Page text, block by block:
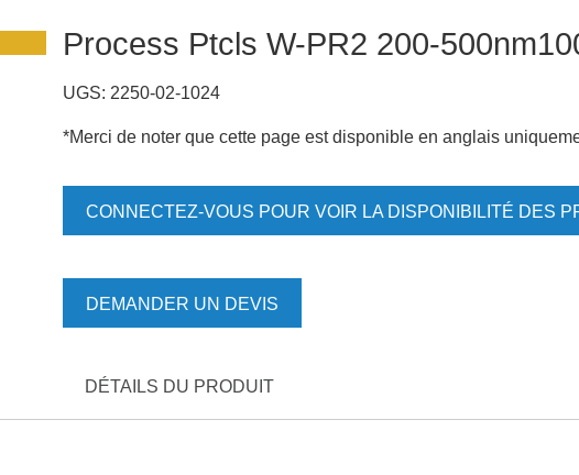
Process Ptcls W-PR2 200-
UGS: 2250-02-1024
*Merci de noter que cette page est disponible en anglais
CONNECTEZ-VOUS POUR VOIR LA DISPONIBILITÉ DES
DEMANDER UN DEVIS
DÉTAILS DU PRODUIT